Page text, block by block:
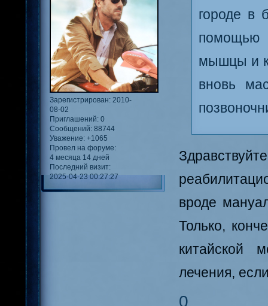
Зарегистрирован: 2010-
08-02
Приглашений: 0
Сообщений: 88744
Уважение: +1065
Провел на форуме:
4 месяца 14 дней
Последний визит:
2025-04-23 00:27:27
городе в
помощью
мышцы и к
вновь
вроде
Только,
китайской
лечения,
0